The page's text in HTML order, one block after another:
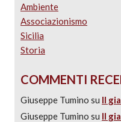
Ambiente
Associazionismo
Sicilia
Storia
COMMENTI
Giuseppe Tumino su Il
Giuseppe Tumino su Il